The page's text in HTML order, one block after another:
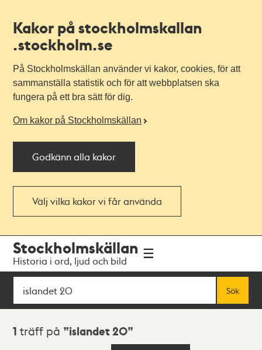
Kakor på stockholmskallan
.stockholm.se
På Stockholmskällan använder vi kakor, cookies, för att
sammanställa statistik och för att webbplatsen ska
fungera på ett bra sätt för dig.
Om kakor på Stockholmskällan
Godkänn alla kakor
Välj vilka kakor vi får använda
navigationen
huvudinnehållet
Stockholmskällan
Historia i ord, ljud och bild
Sök
Sök
Sökresultat
1 träff på islandet 20